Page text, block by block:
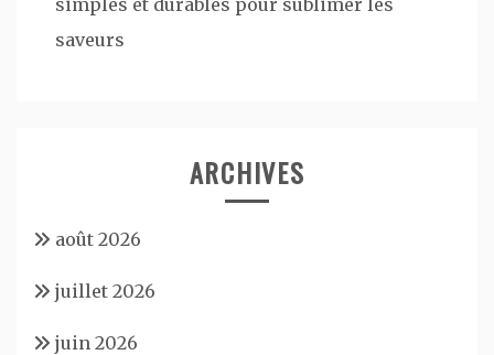
simples et durables pour sublimer les
saveurs
ARCHIVES
août 2026
juillet 2026
juin 2026